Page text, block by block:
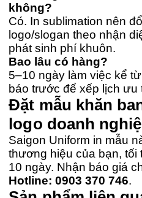
không?
Có. In sublimation nên
logo/slogan theo nhận
phát sinh phí khuôn.
Bao lâu có hàng?
5–10 ngày làm việc kể
báo trước để xếp lịch ưu
Đặt mẫu khăn
logo doanh
Saigon Uniform in mẫu
thương hiệu của bạn, tối
10 ngày. Nhận báo giá
Hotline: 0903 370 746.